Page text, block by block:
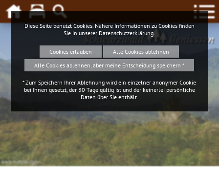
Schwarzwald Geniessen
4ws-netdesign
Diese Seite benutzt Cookies. Nähere Informationen zu Cookies finden
Sie in unserer Datenschutzerklärung
Cookies erlauben
Alle Cookies ablehnen
Alle Cookies ablehnen, aber meine Entscheidung speichern *
* Zum Speichern Ihrer Ablehnung wird ein einzelner anonymer Cookie
bei Ihnen gesetzt, der 30 Tage gültig ist und der keinerlei persönliche
Daten über Sie enthält.